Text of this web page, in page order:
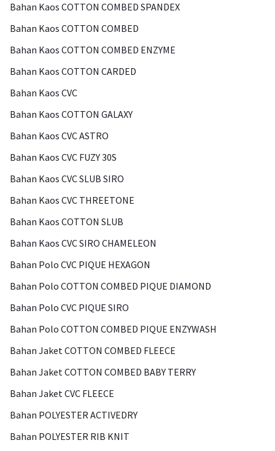
Bahan Kaos COTTON COMBED SPANDEX
Bahan Kaos COTTON COMBED
Bahan Kaos COTTON COMBED ENZYME
Bahan Kaos COTTON CARDED
Bahan Kaos CVC
Bahan Kaos COTTON GALAXY
Bahan Kaos CVC ASTRO
Bahan Kaos CVC FUZY 30S
Bahan Kaos CVC SLUB SIRO
Bahan Kaos CVC THREETONE
Bahan Kaos COTTON SLUB
Bahan Kaos CVC SIRO CHAMELEON
Bahan Polo CVC PIQUE HEXAGON
Bahan Polo COTTON COMBED PIQUE DIAMOND
Bahan Polo CVC PIQUE SIRO
Bahan Polo COTTON COMBED PIQUE ENZYWASH
Bahan Jaket COTTON COMBED FLEECE
Bahan Jaket COTTON COMBED BABY TERRY
Bahan Jaket CVC FLEECE
Bahan POLYESTER ACTIVEDRY
Bahan POLYESTER RIB KNIT